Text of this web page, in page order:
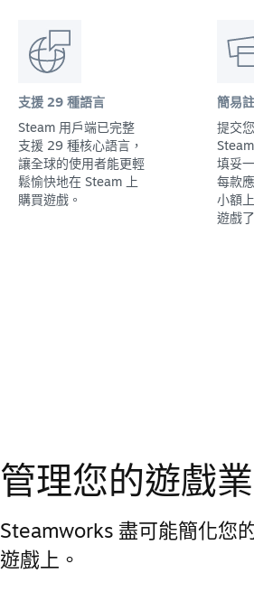
支援 29 種語言
Steam 用戶端已完整
支援 29 種核心語言，
讓全球的使用者能更輕
鬆愉快地在 Steam 上
購買遊戲。
簡易
提交
填妥
每款
小額
遊戲了
管理您的遊戲
Steamworks 盡可能簡化您
遊戲上。